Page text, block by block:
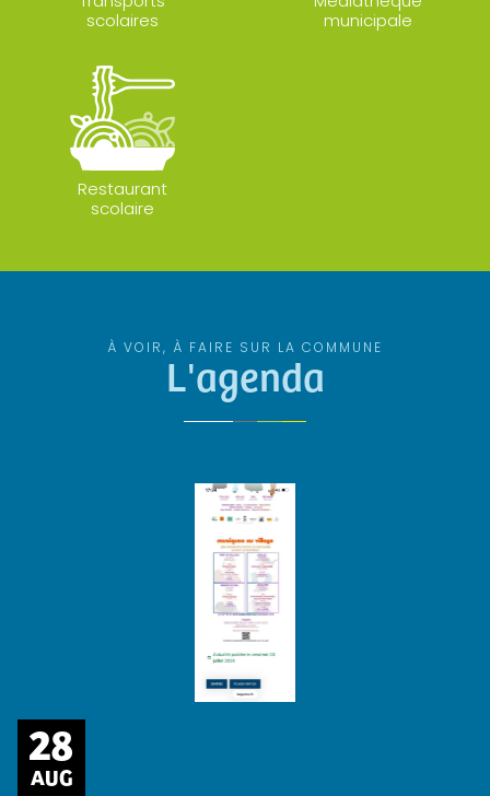
scolaires
municipale
Restaurant
scolaire
À VOIR, À FAIRE SUR LA COMMUNE
L'agenda
28
AUG